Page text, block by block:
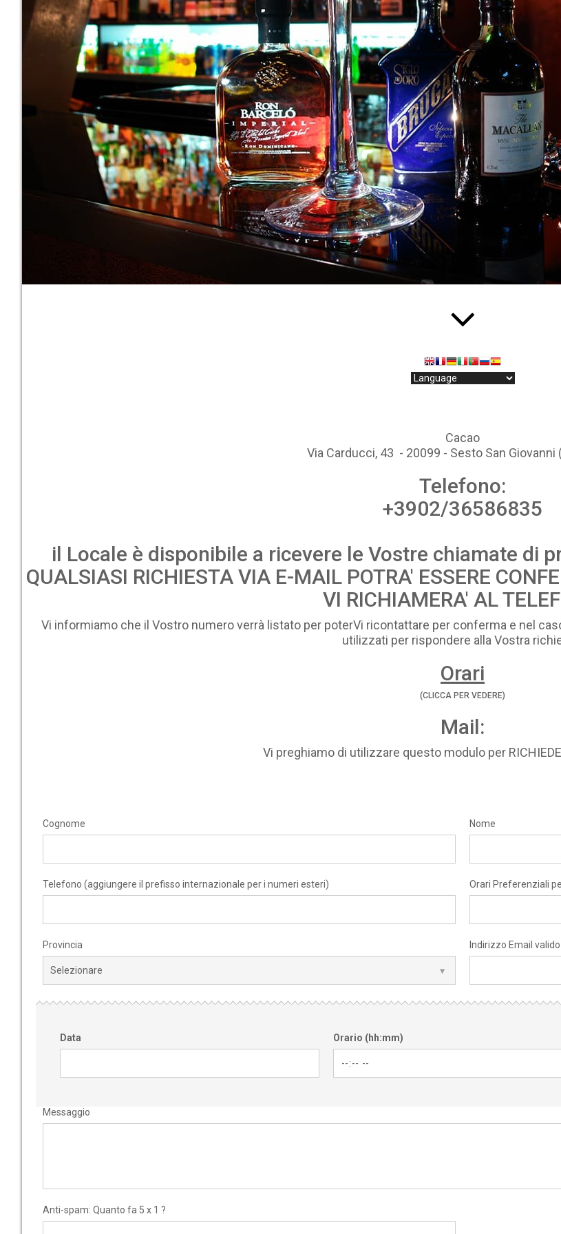
Cacao
Via Carducci, 43 - 20099 - Sesto San Giovanni
Telefono:
+3902/36586835
il Locale è disponibile a ricevere le Vostre chiamate di
QUALSIASI RICHIESTA VIA E-MAIL POTRA' ESSERE
VI RICHIAMERA' AL
Vi informiamo che il Vostro numero verrà listato per poterVi ricontattare per conferma e nel
utilizzati per rispondere alla Vostra
Orari
(CLICCA PER VEDERE)
Mail:
Vi preghiamo di utilizzare questo modulo per
Cognome Nome
Telefono (aggiungere il prefisso internazionale per i numeri esteri) Orari Preferenziali
Provincia Indirizzo Email valido
Data Orario (hh:mm)
Messaggio
Anti-spam: Quanto fa 5 x 1 ?